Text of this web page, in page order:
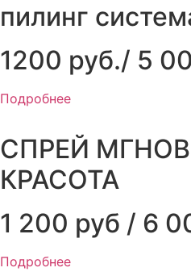
пилинг
1200 руб./ 5
Подробнее
СПРЕЙ
КРАСОТА
1 200 руб / 6
Подробнее